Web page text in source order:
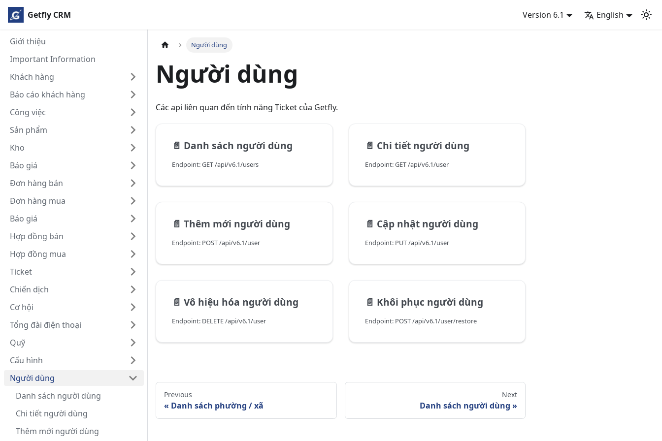
Getfly CRM Version 6.1 English
Giới thiệu
Important Information
Khách hàng
Báo cáo khách hàng
Công việc
Sản phẩm
Kho
Báo giá
Đơn hàng bán
Đơn hàng mua
Báo giá
Hợp đồng bán
Hợp đồng mua
Ticket
Chiến dịch
Cơ hội
Tổng đài điện thoại
Quỹ
Cấu hình
Người dùng
Danh sách người dùng
Chi tiết người dùng
Thêm mới người dùng
Người dùng
Người dùng
Các api liên quan đến tính năng Ticket của Getfly.
📄️ Danh sách người dùng
Endpoint: GET /api/v6.1/users
📄️ Chi tiết người dùng
Endpoint: GET /api/v6.1/user
📄️ Thêm mới người dùng
Endpoint: POST /api/v6.1/user
📄️ Cập nhật người dùng
Endpoint: PUT /api/v6.1/user
📄️ Vô hiệu hóa người dùng
Endpoint: DELETE /api/v6.1/user
📄️ Khôi phục người dùng
Endpoint: POST /api/v6.1/user/restore
Previous
Danh sách phường / xã
Next
Danh sách người dùng